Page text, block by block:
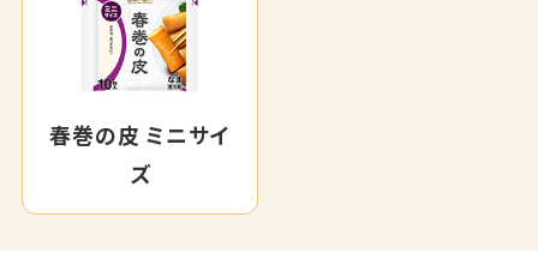
春巻の皮 ミニサイ
ズ